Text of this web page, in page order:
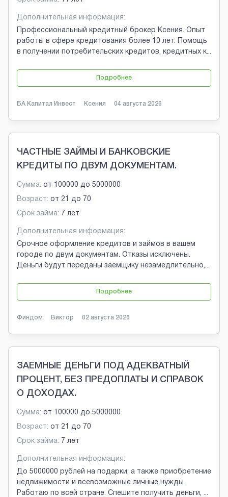
Дополнительная информация:
Профессиональный кредитный брокер Ксения. Опыт
работы в сфере кредитования более 10 лет. Помощь
в получении потребительских кредитов, кредитных к...
Подробнее
БА Капитал Инвест Ксения 04 августа 2026
ЧАСТНЫЕ ЗАЙМЫ И БАНКОВСКИЕ
КРЕДИТЫ ПО ДВУМ ДОКУМЕНТАМ.
Сумма: от 100000 до 5000000
Возраст: от 21 до 70
Срок займа: 7 лет
Дополнительная информация:
Срочное оформление кредитов и займов в вашем
городе по двум документам. Отказы исключены.
Деньги будут переданы заемщику незамедлительно,...
Подробнее
Финдом Виктор 02 августа 2026
ЗАЕМНЫЕ ДЕНЬГИ ПОД АДЕКВАТНЫЙ
ПРОЦЕНТ, БЕЗ ПРЕДОПЛАТЫ И СПРАВОК
О ДОХОДАХ.
Сумма: от 100000 до 5000000
Возраст: от 21 до 70
Срок займа: 7 лет
Дополнительная информация:
До 5000000 рублей на подарки, а также приобретение
недвижимости и всевозможные личные нужды.
Работаю по всей стране. Спешите получить деньги, ...